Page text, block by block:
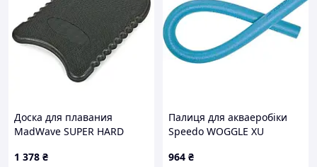
Доска для плавания
MadWave SUPER HARD
1 378 ₴
Палиця для акваеробіки
Speedo WOGGLE XU
083360000-2) DC
964 ₴